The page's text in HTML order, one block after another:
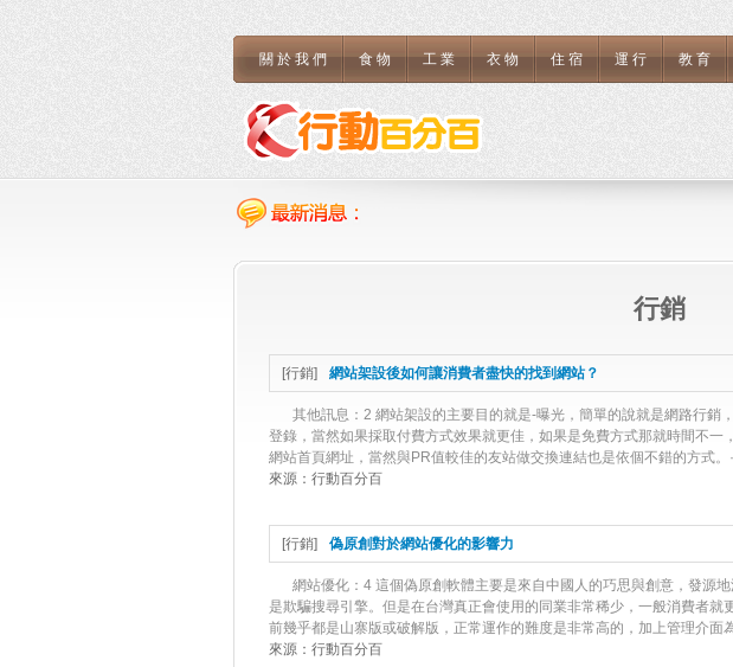
關於我們 食物 工業 衣物 住宿 運行 教育
行銷
[行銷] 網站架設後如何讓消費者盡快的找到網站？
其他訊息：2 網站架設的主要目的就是-曝光，簡單的說就是網路行銷
登錄，當然如果採取付費方式效果就更佳，如果是免費方式那就時間不
網站首頁網址，當然與PR值較佳的友站做交換連結也是依個不錯的方式。
來源： 行動百分百
[行銷] 偽原創對於網站優化的影響力
網站優化：4 這個偽原創軟體主要是來自中國人的巧思與創意，發源
是欺騙搜尋引擎。但是在台灣真正會使用的同業非常稀少，一般消費者就
前幾乎都是山寨版或破解版，正常運作的難度是非常高的，加上管理介面為
來源： 行動百分百